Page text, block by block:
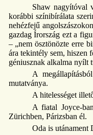
Shaw nagyítóval
korábbi színibírálata
nehézfejű
gazdag Írország ezt a
– „nem ösztönözte erre
ára tekintély sem, hiszen
géniusznak alkalma nyílt
A
mutatványa.
A hitelességet
A fiatal Joyce-
Zürichben, Párizsban él.
Oda is utánament